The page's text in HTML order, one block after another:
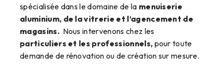
spécialisée dans le domaine de la menuiserie
aluminium, de la vitrerie et l’agencement de
magasins. Nous intervenons chez les
particuliers et les professionnels, pour toute
demande de rénovation ou de création sur mesure.